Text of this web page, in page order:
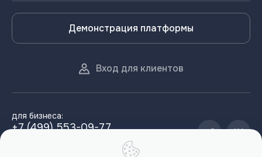
Демонстрация платформы
Вход для клиентов
для бизнеса:
+7 (499) 553-09-77
support@winwork.pro